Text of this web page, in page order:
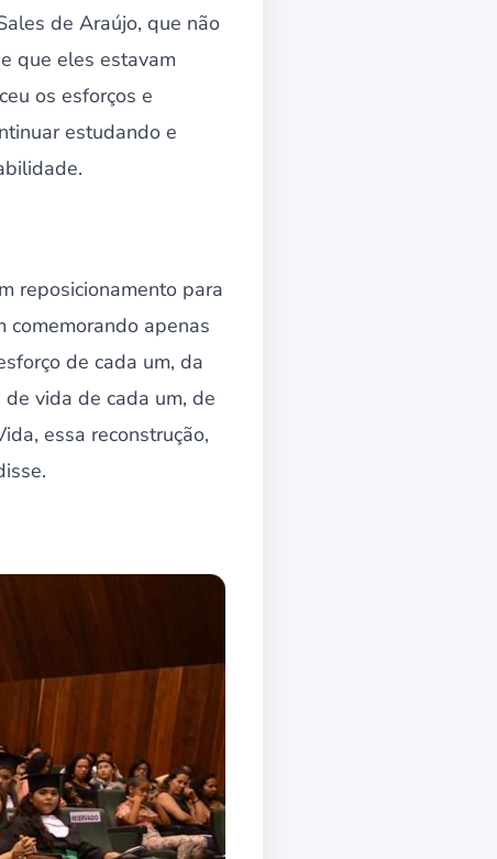
de Araújo, que não
que eles estavam
os esforços e
estudando e
reposicionamento para
comemorando apenas
de cada um, da
vida de cada um, de
essa reconstrução,